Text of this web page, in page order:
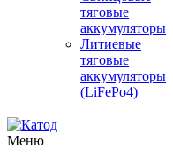
тяговые
аккумуляторы
Литиевые
тяговые
аккумуляторы
(LiFePo4)
Меню